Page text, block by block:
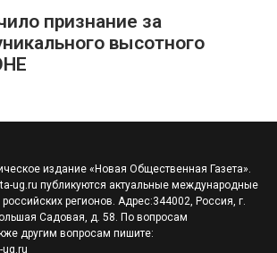
признание за
высотного
издание «Новая Общественная Газета».
ug.ru публикуются актуальные международные
регионов. Адрес:344002, Россия, г.
Садовая, д. 58. По вопросам
другим вопросам пишите: